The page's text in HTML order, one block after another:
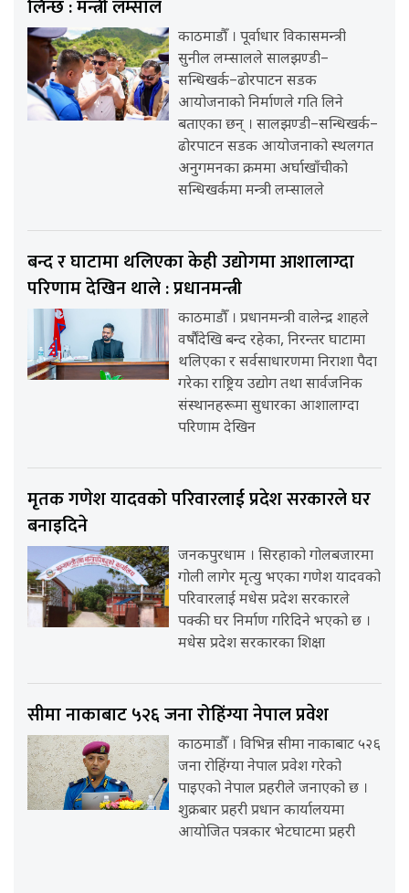
लिन्छ : मन्त्री लम्साल
काठमाडौँ । पूर्वाधार विकासमन्त्री
सुनील लम्सालले सालझण्डी–
सन्धिखर्क–ढोरपाटन सडक
आयोजनाको निर्माणले गति लिने
बताएका छन् । सालझण्डी–सन्धिखर्क–
ढोरपाटन सडक आयोजनाको स्थलगत
अनुगमनका क्रममा अर्घाखाँचीको
सन्धिखर्कमा मन्त्री लम्सालले
बन्द र घाटामा थलिएका केही उद्योगमा आशालाग्दा
परिणाम देखिन थाले : प्रधानमन्त्री
काठमाडौँ । प्रधानमन्त्री वालेन्द्र शाहले
वर्षौंदेखि बन्द रहेका, निरन्तर घाटामा
थलिएका र सर्वसाधारणमा निराशा पैदा
गरेका राष्ट्रिय उद्योग तथा सार्वजनिक
संस्थानहरूमा सुधारका आशालाग्दा
परिणाम देखिन
मृतक गणेश यादवको परिवारलाई प्रदेश सरकारले घर
बनाइदिने
जनकपुरधाम । सिरहाको गोलबजारमा
गोली लागेर मृत्यु भएका गणेश यादवको
परिवारलाई मधेस प्रदेश सरकारले
पक्की घर निर्माण गरिदिने भएको छ ।
मधेस प्रदेश सरकारका शिक्षा
सीमा नाकाबाट ५२६ जना रोहिंग्या नेपाल प्रवेश
काठमाडौँ । विभिन्न सीमा नाकाबाट ५२६
जना रोहिंग्या नेपाल प्रवेश गरेको
पाइएको नेपाल प्रहरीले जनाएको छ ।
शुक्रबार प्रहरी प्रधान कार्यालयमा
आयोजित पत्रकार भेटघाटमा प्रहरी